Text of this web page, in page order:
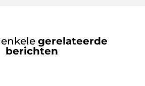
gerelateerde
berichten